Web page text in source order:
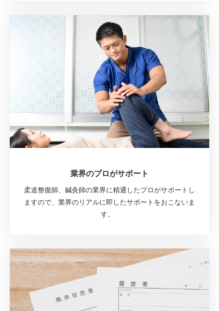
業界のプロがサポート
柔道整復師、鍼灸師の業界に精通したプロがサポートし
ますので、業界のリアルに即したサポートをおこないま
す。